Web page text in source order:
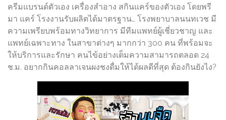
ครีมแบรนด์ตัวเอง เครื่องสำอาง สกินแคร์ของตัวเอง โดยพรี
มา แคร์ โรงงานรับผลิตได้มาตรฐาน… โรงพยาบาลนนทเวช มี
ความเพรียบพร้อมทางวิทยาการ มีทีมแพทย์ผู้เชี่ยวชาญ และ
แพทย์เฉพาะทาง ในสาขาต่างๆ มากกว่า 300 คน ที่พร้อมจะ
ให้บริการและรักษา คนไข้อย่างเต็มความสามารถตลอด 24
ช.ม. อยากกินคอลลาเจนผงชงดื่มให้ได้ผลดีที่สุด ต้องกินยังไง?